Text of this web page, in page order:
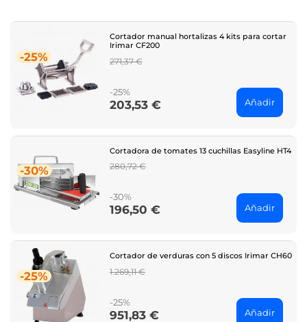
-25%
Cortador manual hortalizas 4 kits para cortar
Irimar CF200
Regular
271,37 €
-25%
Price
203,53 € Añadir
-30%
Cortadora de tomates 13 cuchillas Easyline HT4
Regular
280,72 €
-30%
Price
196,50 € Añadir
-25%
Cortador de verduras con 5 discos Irimar CH60
Regular
1.269,11 €
-25%
Price
951,83 € Añadir